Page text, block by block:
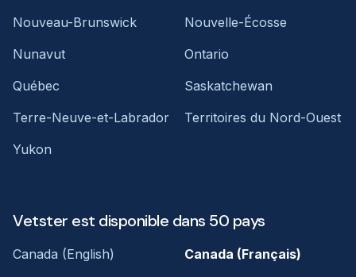
Nouveau-Brunswick
Nouvelle-Écosse
Nunavut
Ontario
Québec
Saskatchewan
Terre-Neuve-et-Labrador
Territoires du Nord-Ouest
Yukon
Vetster est disponible dans 50 pays
Canada (English)
Canada (Français)